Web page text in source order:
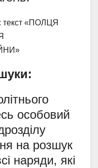
особовий
на розшук
наряди, які